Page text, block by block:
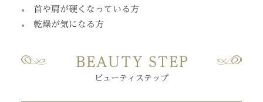
首や肩が硬くなっている方
乾燥が気になる方
ビューティステップ